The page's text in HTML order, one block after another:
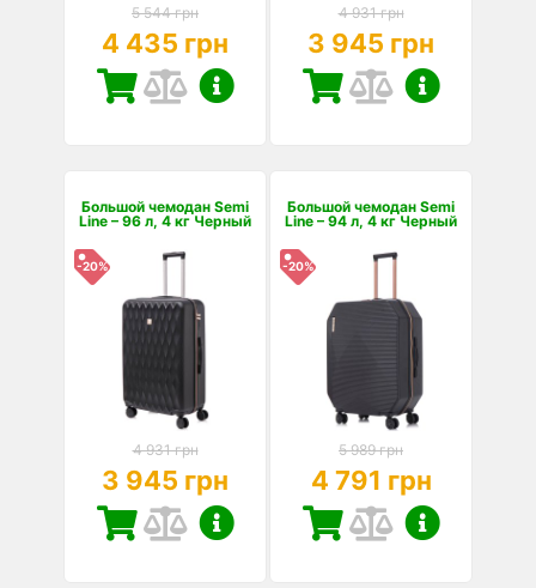
5 544 грн
4 435 грн
4 931 грн
3 945 грн
Большой чемодан Semi
Line – 96 л, 4 кг Черный
-20%
4 931 грн
3 945 грн
Большой чемодан Semi
Line – 94 л, 4 кг Черный
-20%
5 989 грн
4 791 грн